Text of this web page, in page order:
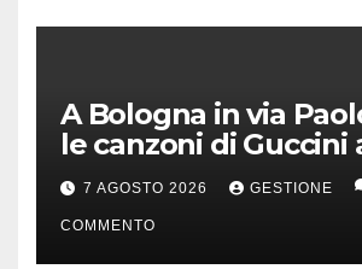
A Bologna in via
le canzoni di Guccini
volume
7 AGOSTO 2026 GESTIONE
COMMENTO